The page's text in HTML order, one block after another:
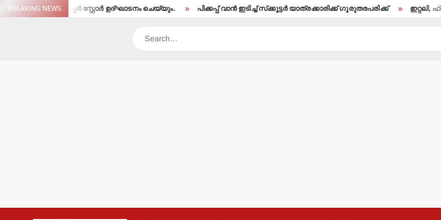
SkipBREAKING NEWS
സൂപ്പര്‍ സ്റ്റോര്‍ ഉദ്ഘാടനം ചെയ്യും. പിക്കപ്പ് വാന്‍ ഇടിച്ച് സ്‌ക്കൂട്ടര്‍ യാത്രക്കാരിക്ക് ഗുരുതരപരിക്ക് ഇറ്റലി, ഫ്രാന്‍സ് ജോലി
Search